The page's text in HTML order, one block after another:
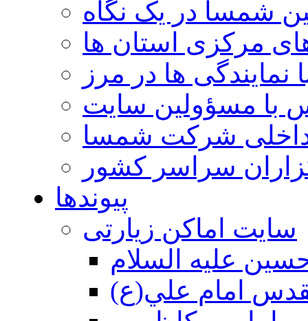
شمسا در یک نگاه
مرکزی استان ها
نمایندگی ها در مرز
با مسؤولین سایت
شرکت شمسا
سراسر کشور
پیوندها
سایت اماکن زیارتی
عليه السلام
امام علي(ع)